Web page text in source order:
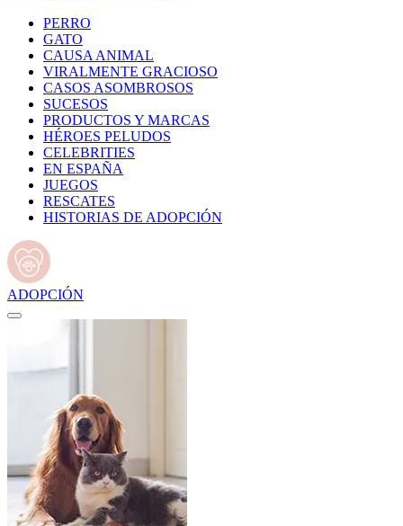
PERRO
GATO
CAUSA ANIMAL
VIRALMENTE GRACIOSO
CASOS ASOMBROSOS
SUCESOS
PRODUCTOS Y MARCAS
HÉROES PELUDOS
CELEBRITIES
EN ESPAÑA
JUEGOS
RESCATES
HISTORIAS DE ADOPCIÓN
ADOPCIÓN